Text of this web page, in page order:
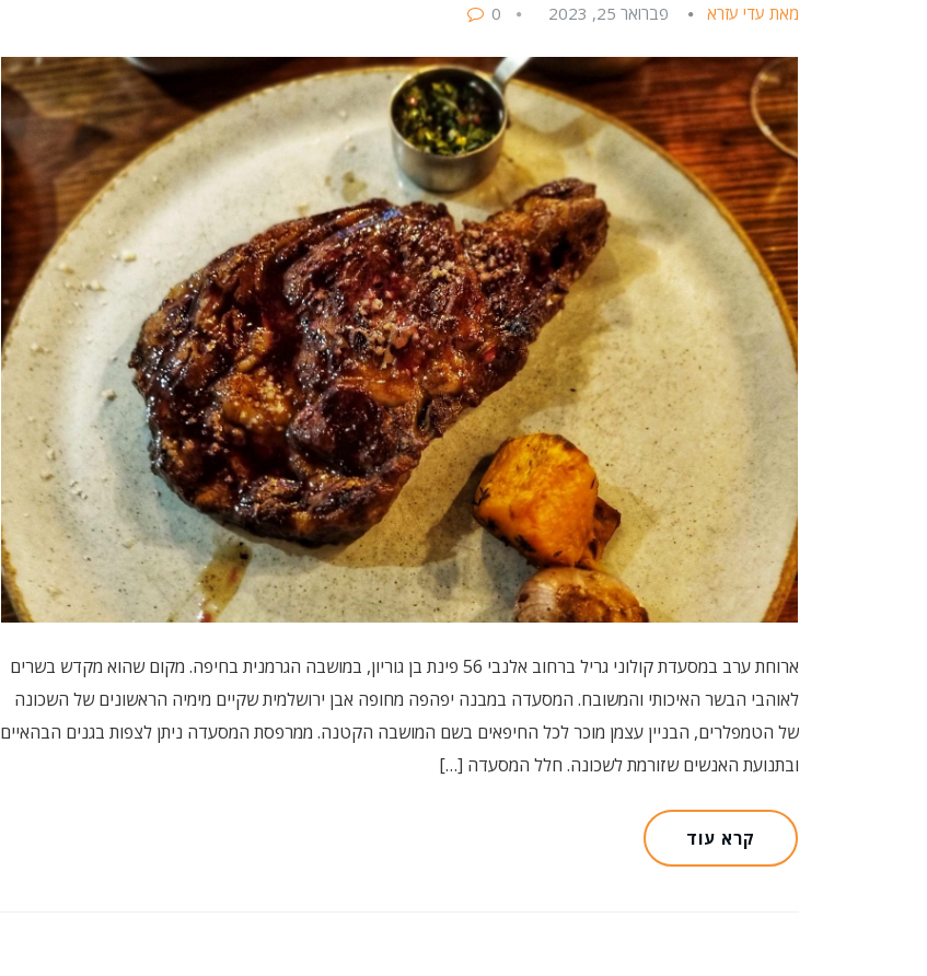
מאת עדי עזרא פברואר 25, 2023 0
ארוחת ערב במסעדת קולוני גריל ברחוב אלנבי 56 פינת בן גוריון, במושבה הגרמנית בחיפה. מקום שהוא מקדש בשרים
לאוהבי הבשר האיכותי והמשובח. המסעדה במבנה יפהפה מחופה אבן ירושלמית שקיים מימיה הראשונים של השכונה
של הטמפלרים, הבניין עצמן מוכר לכל החיפאים בשם המושבה הקטנה. ממרפסת המסעדה ניתן לצפות בגנים הבהאיים
ובתנועת האנשים שזורמת לשכונה. חלל המסעדה […]
קרא עוד